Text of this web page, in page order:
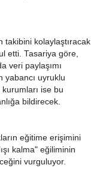
takibini kolaylaştıracak
etti. Tasariya göre,
veri paylaşımı
yabancı uyruklu
ise bu
bildirecek.
eğitime erişimini
kalma" eğiliminin
vurguluyor.